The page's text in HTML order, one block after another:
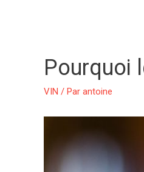
Pourquoi
VIN / Par antoine